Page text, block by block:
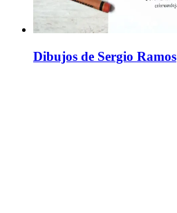
Dibujos de Sergio Ramos